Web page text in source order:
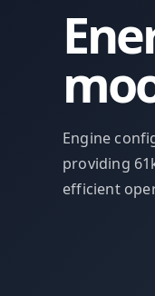
Engine
providing
efficient